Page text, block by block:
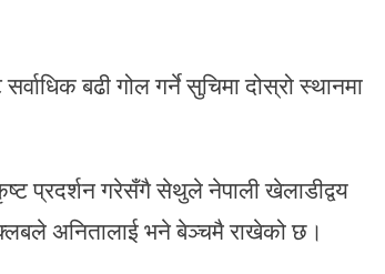
बढी गोल गर्ने सुचिमा दोस्रो स्थानमा
प्रदर्शन गरेसँगै सेथुले नेपाली खेलाडीद्वय
अनितालाई भने बेञ्चमै राखेको छ।